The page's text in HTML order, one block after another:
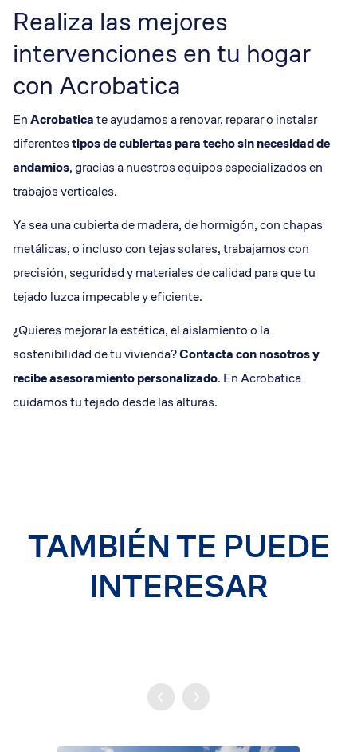
Realiza las mejores
intervenciones en tu hogar
con Acrobatica
EnAcrobaticate ayudamos a renovar, reparar o instalar
diferentestipos de cubiertas para techo sin necesidad de
andamios, gracias a nuestros equipos especializados en
trabajos verticales.
Ya sea una cubierta de madera, de hormigón, con chapas
metálicas, o incluso con tejas solares, trabajamos con
precisión, seguridad y materiales de calidad para que tu
tejado luzca impecable y eficiente.
¿Quieres mejorar la estética, el aislamiento o la
sostenibilidad de tu vivienda?Contacta con nosotros y
recibe asesoramiento personalizado. En Acrobatica
cuidamos tu tejado desde las alturas.
TAMBIÉN TE PUEDE
INTERESAR